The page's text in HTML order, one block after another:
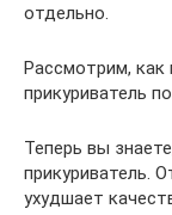
отдельно.
Рассмотрим, как
прикуриватель
Теперь вы
прикуриватель.
ухудшает